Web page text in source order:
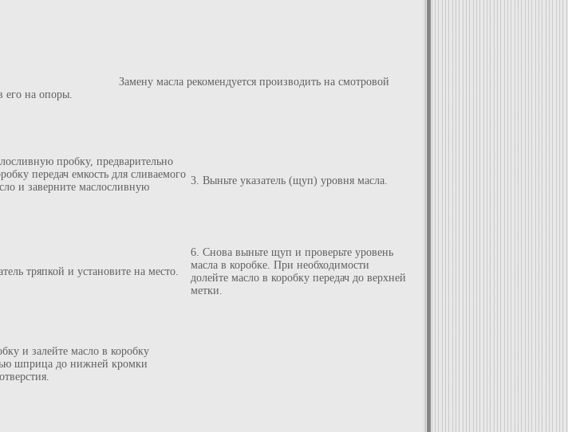
Замену масла рекомендуется производить на смотровой
его на опоры.
пробку, предварительно
передач емкость для сливаемого
и заверните маслосливную
3. Выньте указатель (щуп) уровня масла.
тряпкой и установите на место.
6. Снова выньте щуп и проверьте уровень
масла в коробке. При необходимости
долейте масло в коробку передач до верхней
метки.
и залейте масло в коробку
шприца до нижней кромки